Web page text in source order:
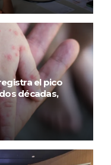
el pico
décadas,